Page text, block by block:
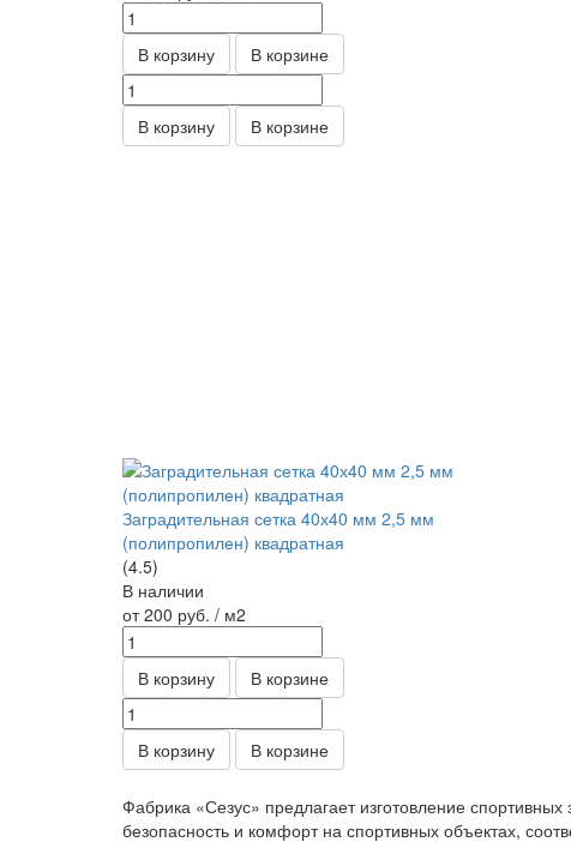
В корзину В корзине
В корзину В корзине
Заградительная сетка 40х40 мм 2,5 мм
(полипропилен) квадратная
(4.5)
В наличии
от 200 руб. / м2
В корзину В корзине
В корзину В корзине
Фабрика «Сезус» предлагает изготовление
безопасность и комфорт на спортивных объектах,